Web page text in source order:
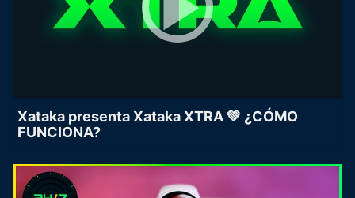
Xataka presenta Xataka XTRA 💚 ¿CÓMO
FUNCIONA?